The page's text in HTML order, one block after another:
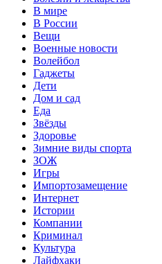
В мире
В России
Вещи
Военные новости
Волейбол
Гаджеты
Дети
Дом и сад
Еда
Звёзды
Здоровье
Зимние виды спорта
ЗОЖ
Игры
Импортозамещение
Интернет
Истории
Компании
Криминал
Культура
Лайфхаки